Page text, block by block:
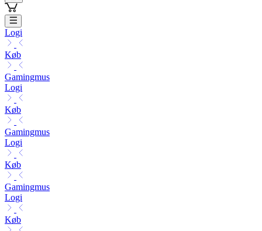
Logi
Køb
Gamingmus
Logi
Køb
Gamingmus
Logi
Køb
Gamingmus
Logi
Køb